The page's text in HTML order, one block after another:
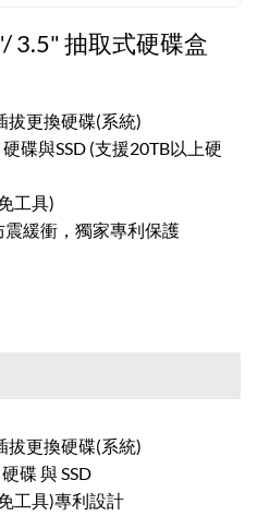
3.5" 抽取式硬碟盒
拔更換硬碟(系統)
碟與SSD (支援20TB以上硬
工具)
緩衝，獨家專利保護
拔更換硬碟(系統)
碟 與 SSD
工具)專利設計